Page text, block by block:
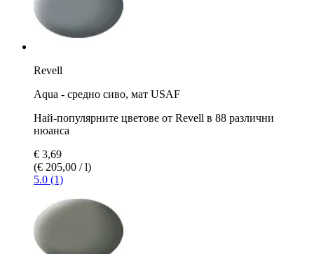
Revell
Aqua - средно сивo, мат USAF
Най-популярните цветове от Revell в 88 различни
нюанса
€ 3,69
(€ 205,00 / l)
5.0 (1)